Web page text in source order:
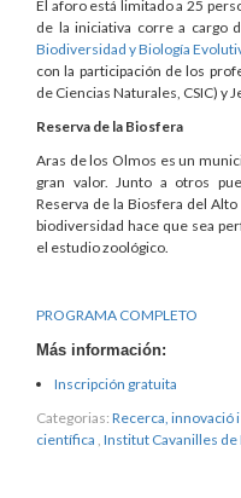
El aforo está limitado a 25
de la iniciativa corre a cargo
Biodiversidad y Biología
con la participación de los
de Ciencias Naturales, CSIC) y
Reserva de la Biosfera
Aras de los Olmos es un
gran valor. Junto a otros
Reserva de la Biosfera del Alto
biodiversidad hace que sea
el estudio zoológico.
PROGRAMA COMPLETO
Más información:
Inscripción gratuita
Categorias: Recerca, innovació
científica Institut Cavanilles